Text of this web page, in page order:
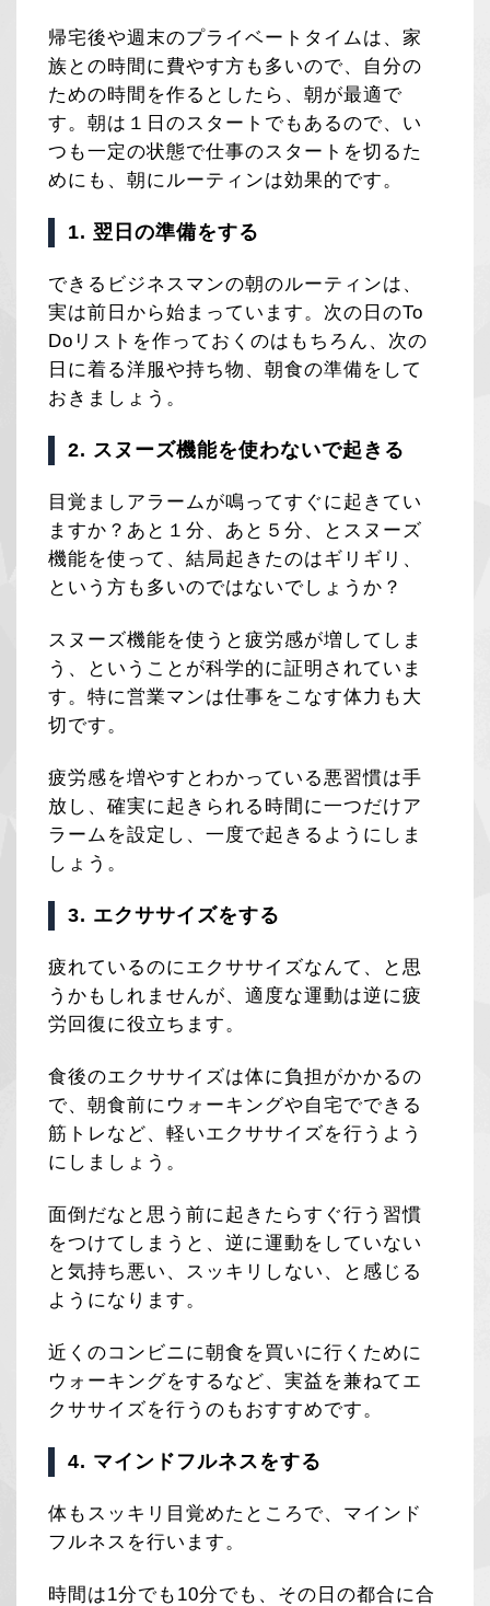
帰宅後や週末のプライベートタイムは、家
族との時間に費やす方も多いので、自分の
ための時間を作るとしたら、朝が最適で
す。朝は１日のスタートでもあるので、い
つも一定の状態で仕事のスタートを切るた
めにも、朝にルーティンは効果的です。
1. 翌日の準備をする
できるビジネスマンの朝のルーティンは、
実は前日から始まっています。次の日のTo
Doリストを作っておくのはもちろん、次の
日に着る洋服や持ち物、朝食の準備をして
おきましょう。
2. スヌーズ機能を使わないで起きる
目覚ましアラームが鳴ってすぐに起きてい
ますか？あと１分、あと５分、とスヌーズ
機能を使って、結局起きたのはギリギリ、
という方も多いのではないでしょうか？
スヌーズ機能を使うと疲労感が増してしま
う、ということが科学的に証明されていま
す。特に営業マンは仕事をこなす体力も大
切です。
疲労感を増やすとわかっている悪習慣は手
放し、確実に起きられる時間に一つだけア
ラームを設定し、一度で起きるようにしま
しょう。
3. エクササイズをする
疲れているのにエクササイズなんて、と思
うかもしれませんが、適度な運動は逆に疲
労回復に役立ちます。
食後のエクササイズは体に負担がかかるの
で、朝食前にウォーキングや自宅でできる
筋トレなど、軽いエクササイズを行うよう
にしましょう。
面倒だなと思う前に起きたらすぐ行う習慣
をつけてしまうと、逆に運動をしていない
と気持ち悪い、スッキリしない、と感じる
ようになります。
近くのコンビニに朝食を買いに行くために
ウォーキングをするなど、実益を兼ねてエ
クササイズを行うのもおすすめです。
4. マインドフルネスをする
体もスッキリ目覚めたところで、マインド
フルネスを行います。
時間は1分でも10分でも、その日の都合に合